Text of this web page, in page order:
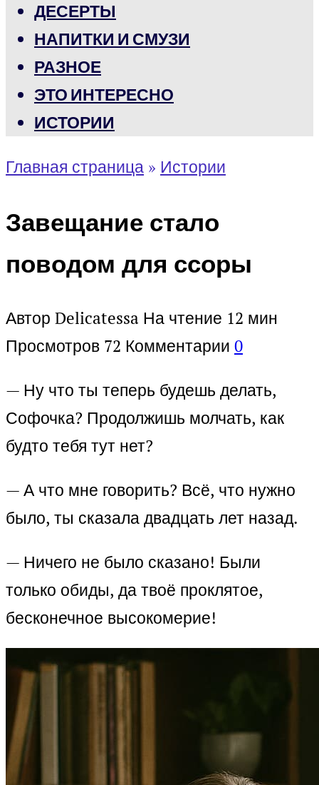
ДЕСЕРТЫ
НАПИТКИ И СМУЗИ
РАЗНОЕ
ЭТО ИНТЕРЕСНО
ИСТОРИИ
Главная страница » Истории
Завещание стало
поводом для ссоры
Автор Delicatessa На чтение 12 мин
Просмотров 72 Комментарии 0
— Ну что ты теперь будешь делать,
Софочка? Продолжишь молчать, как
будто тебя тут нет?
— А что мне говорить? Всё, что нужно
было, ты сказала двадцать лет назад.
— Ничего не было сказано! Были
только обиды, да твоё проклятое,
бесконечное высокомерие!